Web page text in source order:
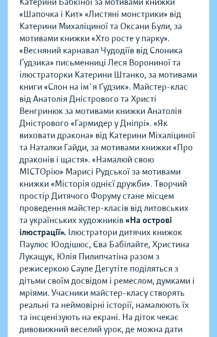
«Шапочка і Кит» «Листяні монстрики» від
Катерини Михаліциної та Оксани Були, за
мотивами книжки «Хто росте у парку».
«Весняний карнавал Чудодіїв від Слоника
Ґудзика» письменниці Леся Ворониної та
ілюстраторки Катерини Штанко, за мотивами
книги «Слон на ім`я Ґудзик». Майстер-клас
від Анатолія Дністрового та Христі
Венгринюк за мотивами книжки Анатолія
Дністрового «Гармидер у Дніпрі». «Як
виховати дракона» від Катерини Міхаліциної
та Наталки Гайди, за мотивами книжки «Про
драконів і щастя». «Намалюй свою
МІСТОрію» Марисі Рудської за мотивами
книжки «Місторія однієї дружби». Творчий
простір Дитячого Форуму стане місцем
проведення майстер-класів від литовських
та українських художників«На острові
ілюстрації». Ілюстратори дитячих книжок
Паулюс Юодішюс, Єва Бабілайте, Христина
Лукащук, Юлія Пилипчатіна разом з
режисеркою Сауле Дегутіте поділяться з
дітьми своїм досвідом і ремеслом, думками і
мріями. Учасники майстер-класу створять
реальні та неймовірні історії, намалюють їх
та інсценізують на екрані. На діток чекає
дивовижний веселий урок, де можна дати